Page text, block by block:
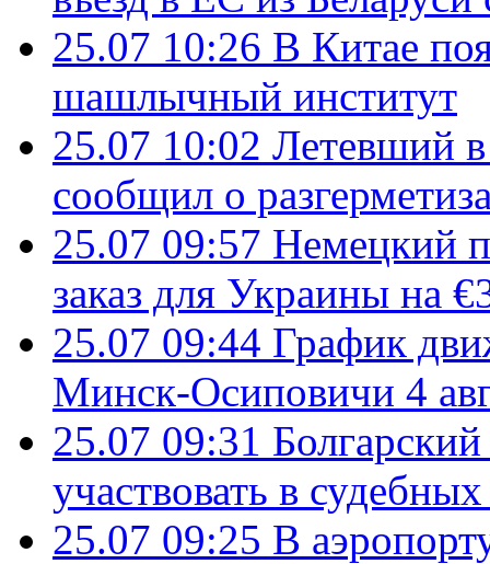
25.07 10:26 В Китае
шашлычный институт
25.07 10:02 Летевший
сообщил о
25.07 09:57 Немецкий
заказ для Украины на
25.07 09:44 График
Минск-Осиповичи 4
25.07 09:31
участвовать в
25.07 09:25 В